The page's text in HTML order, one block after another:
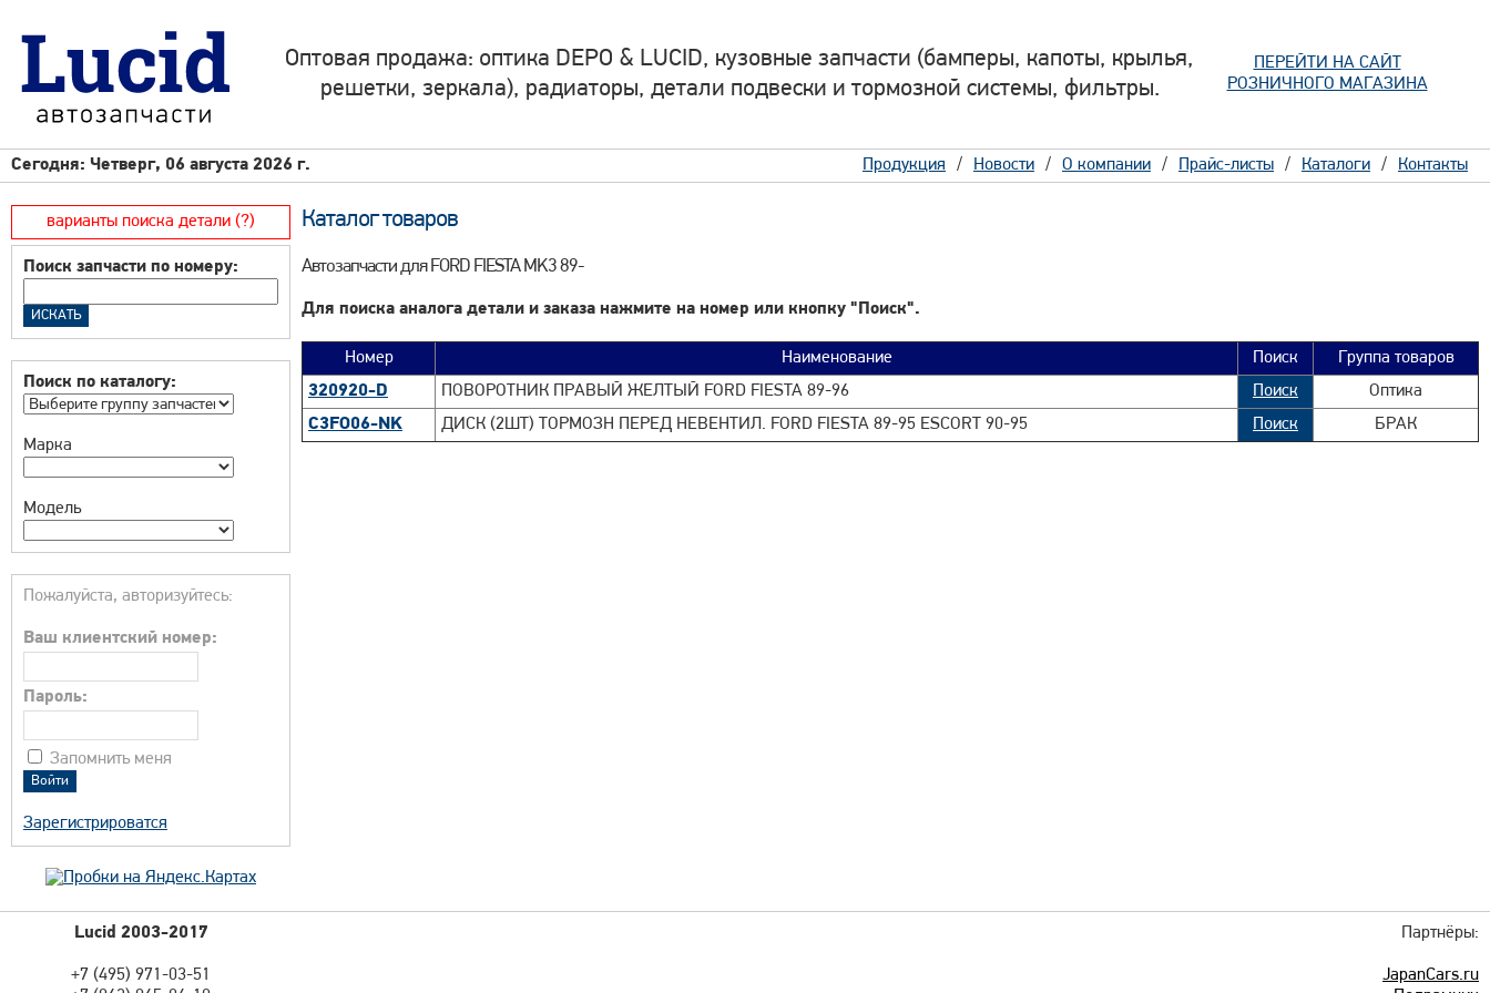
Оптовая продажа: оптика DEPO & LUCID, кузовные запчасти (бамперы, капоты, крылья,
решетки, зеркала), радиаторы, детали подвески и тормозной системы, фильтры.
ПЕРЕЙТИ НА САЙТ
РОЗНИЧНОГО МАГАЗИНА
Сегодня: Четверг, 06 августа 2026 г. Продукция Новости О компании Прайс-листы Каталоги Контакты
варианты поиска детали (?)
Поиск запчасти по номеру:
Поиск по каталогу:
Марка
Модель
Пожалуйста, авторизуйтесь:
Ваш клиентский номер:
Пароль:
Запомнить меня
Зарегистрироватся
Каталог товаров
Автозапчасти для FORD FIESTA MK3 89-
Для поиска аналога детали и заказа нажмите на номер или кнопку "Поиск".
Номер Наименование Поиск
Группа товаров
320920-D
ПОВОРОТНИК ПРАВЫЙ ЖЕЛТЫЙ FORD FIESTA 89-96 Поиск
Оптика
C3FO06-NK
ДИСК (2ШТ) ТОРМОЗН ПЕРЕД НЕВЕНТИЛ. FORD FIESTA 89-95 ESCORT 90-95 Поиск БРАК
Lucid 2003-2017
+7 (495) 971-03-51
Партнёры:
JapanCars.ru